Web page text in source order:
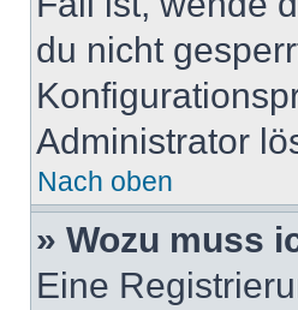
du nicht
Administrator
Nach oben
» Wozu muss
Eine